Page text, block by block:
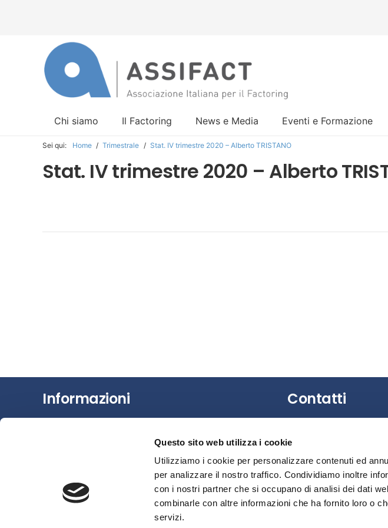
Questo sito web utilizza i cookie
Utilizziamo i cookie per personalizzare contenuti ed
per analizzare il nostro traffico. Condividiamo inoltre
con i nostri partner che si occupano di analisi dei dati
combinarle con altre informazioni che ha fornito loro o
servizi.
Chi siamo Il Factoring News e Media Eventi e Formazione
Sei qui: Home / Trimestrale / Stat. IV trimestre 2020 – Alberto TRISTANO
Stat. IV trimestre 2020 – Alberto
Informazioni
Studi e Statistiche
Contatti
pubblico.
È possibile richiedere
contattando la
Privacy